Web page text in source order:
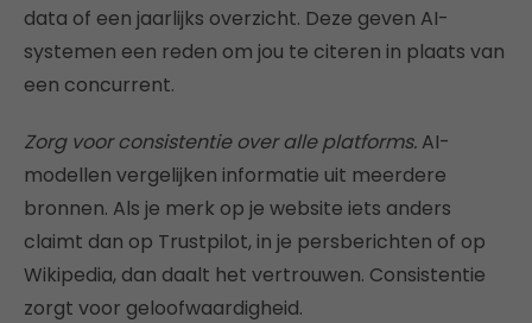
data of een jaarlijks overzicht. Deze geven AI-
systemen een reden om jou te citeren in plaats van
een concurrent.
Zorg voor consistentie over alle platforms. AI-
modellen vergelijken informatie uit meerdere
bronnen. Als je merk op je website iets anders
claimt dan op Trustpilot, in je persberichten of op
Wikipedia, dan daalt het vertrouwen. Consistentie
zorgt voor geloofwaardigheid.